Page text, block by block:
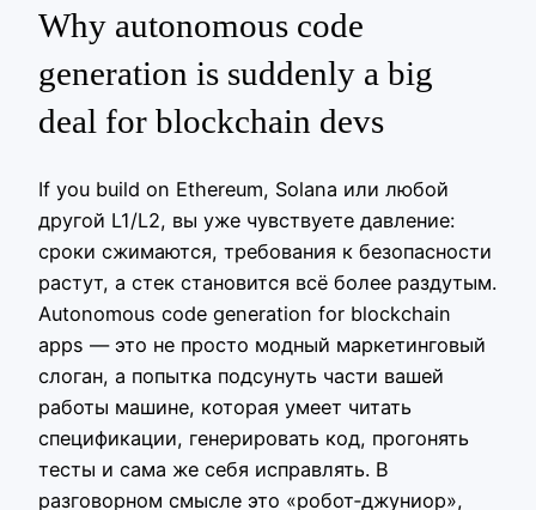
Why autonomous code
generation is suddenly a big
deal for blockchain devs
If you build on Ethereum, Solana или любой
другой L1/L2, вы уже чувствуете давление:
сроки сжимаются, требования к безопасности
растут, а стек становится всё более раздутым.
Autonomous code generation for blockchain
apps — это не просто модный маркетинговый
слоган, а попытка подсунуть части вашей
работы машине, которая умеет читать
спецификации, генерировать код, прогонять
тесты и сама же себя исправлять. В
разговорном смысле это «робот‑джуниор»,